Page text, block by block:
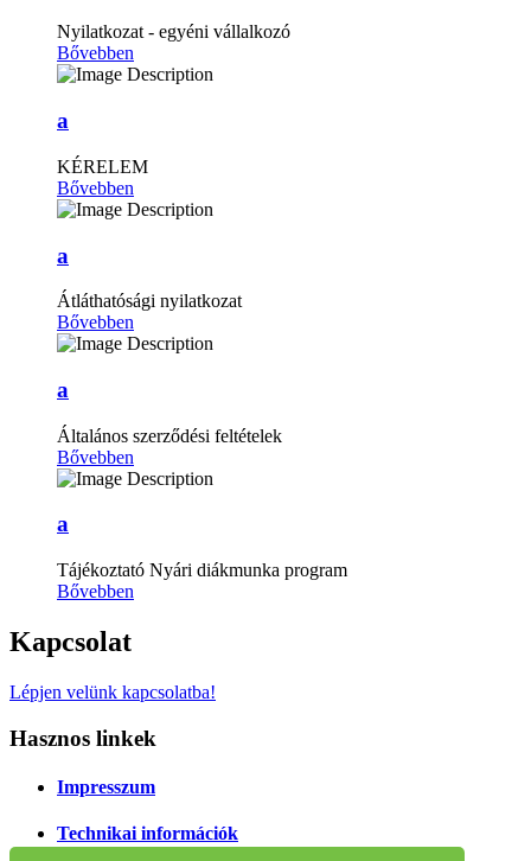
Nyilatkozat - egyéni vállalkozó
Bővebben
a
KÉRELEM
Bővebben
a
Átláthatósági nyilatkozat
Bővebben
a
Általános szerződési feltételek
Bővebben
a
Tájékoztató Nyári diákmunka program
Bővebben
Kapcsolat
Lépjen velünk kapcsolatba!
Hasznos linkek
Impresszum
Technikai információk